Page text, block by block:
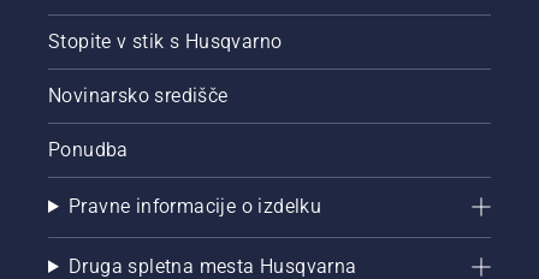
Stopite v stik s Husqvarno
Novinarsko središče
Ponudba
Pravne informacije o izdelku
Druga spletna mesta Husqvarna